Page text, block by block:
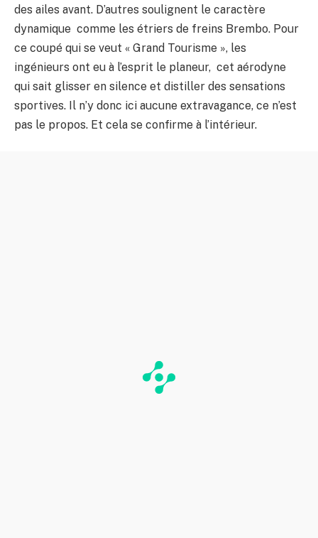
des ailes avant. D’autres soulignent le caractère
dynamique comme les étriers de freins Brembo. Pour
ce coupé qui se veut « Grand Tourisme », les
ingénieurs ont eu à l’esprit le planeur, cet aérodyne
qui sait glisser en silence et distiller des sensations
sportives. Il n’y donc ici aucune extravagance, ce n’est
pas le propos. Et cela se confirme à l’intérieur.